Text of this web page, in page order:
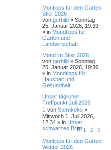
Montipps für den Garten
Stier 2026
von gerhild » Sonntag
25. Januar 2026, 19:39
» in Mondtipps für
Garten und
Landwirtschaft
Mond im Stier 2026
von gerhild » Sonntag
25. Januar 2026, 19:36
» in Mondtipps für
Haushalt und
Gesundheit
Unser täglicher
Treffpunkt Juli 2026
von Sternkeks »
Mittwoch 1. Juli 2026,
12:34 » in Unser
schwarzes Brett 1 2 3
Montipps für den Garten
Widder 2026